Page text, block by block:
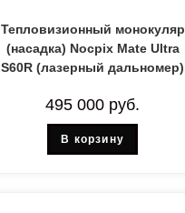
Тепловизионный монокуляр
(насадка) Nocpix Mate Ultra
S60R (лазерный дальномер)
495 000 руб.
В корзину